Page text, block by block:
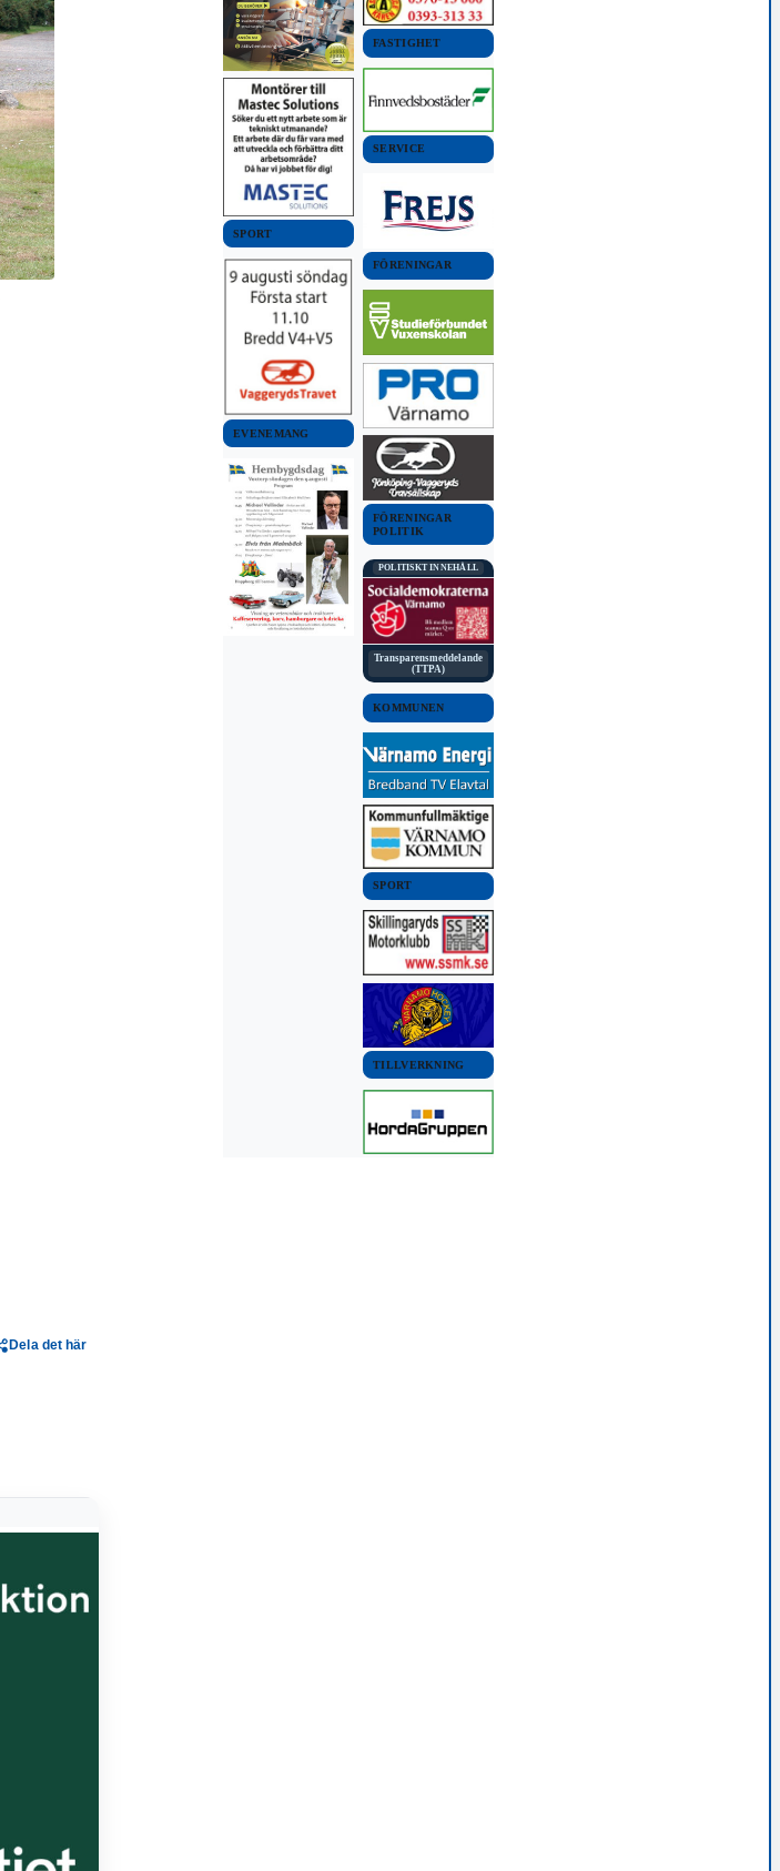
Dela det här
SPORT
EVENEMANG
FASTIGHET
SERVICE
FÖRENINGAR
FÖRENINGAR
POLITIK
POLITISKT INNEHÅLL
Transparensmeddelande
(TTPA)
KOMMUNEN
SPORT
TILLVERKNING